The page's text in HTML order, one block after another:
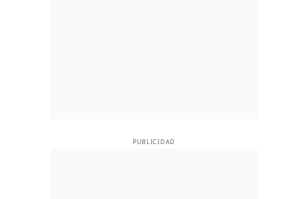
PUBLICIDAD